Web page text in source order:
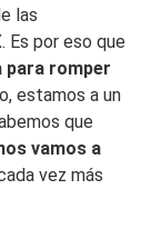
las
Es por eso que
para romper
estamos a un
que
vamos a
vez más